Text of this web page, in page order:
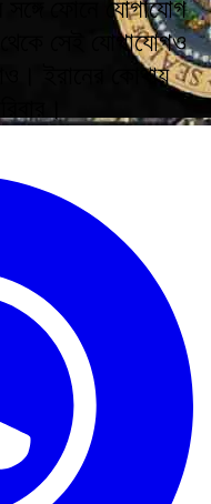
সঙ্গে ফোনে যোগাযোগ
থেকে সেই যোগাযোগও
ইরানের কোথায়